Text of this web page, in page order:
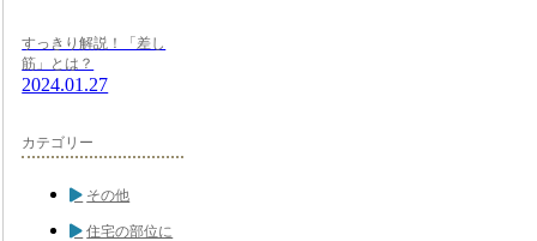
すっきり解説！「差し
筋」とは？
2024.01.27
カテゴリー
その他
住宅の部位に